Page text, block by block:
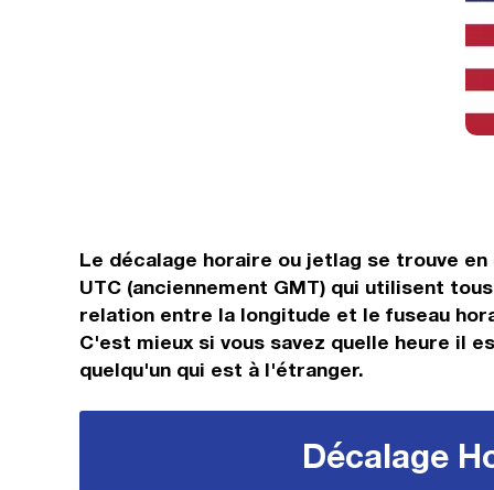
Le décalage horaire ou jetlag se trouve
UTC (anciennement GMT) qui utilisent
relation entre la longitude et le fuseau
C'est mieux si vous savez quelle heure il
quelqu'un qui est à l'étranger.
Décalage